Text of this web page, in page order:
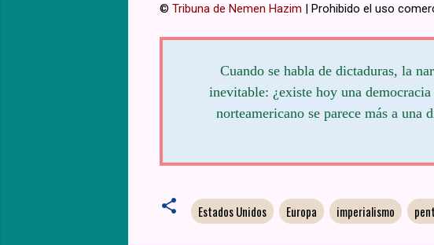
© Tribuna de Nemen Hazim | Prohibido el uso
Cuando se habla de dictaduras, la
inevitable: ¿existe hoy una
norteamericano se parece más a
Estados Unidos Europa imperialismo